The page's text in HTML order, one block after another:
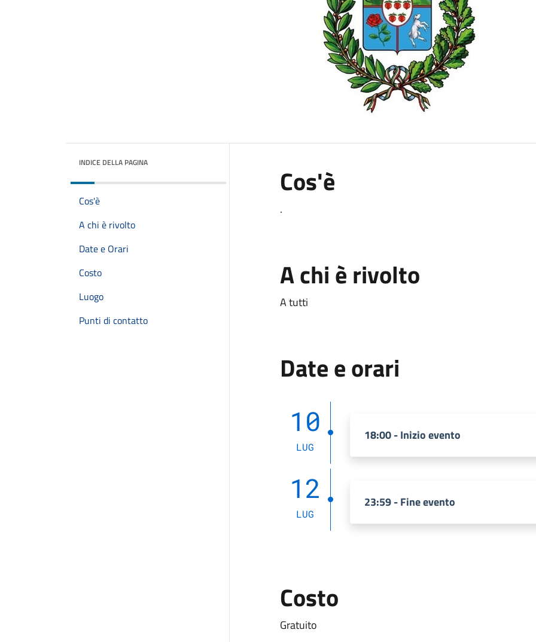
INDICE DELLA PAGINA
Cos'è
A chi è rivolto
Date e Orari
Costo
Luogo
Punti di contatto
Cos'è
.
A chi è rivolto
A tutti
Date e orari
10
LUG
18:00 - Inizio evento
12
LUG
23:59 - Fine evento
Costo
Gratuito